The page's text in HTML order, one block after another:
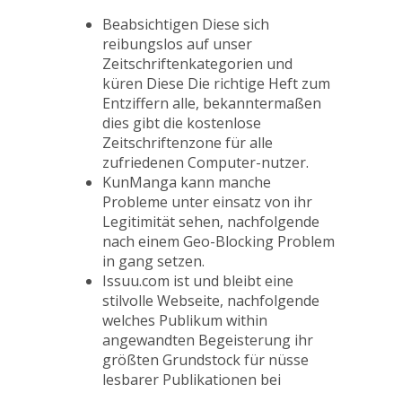
Beabsichtigen Diese sich
reibungslos auf unser
Zeitschriftenkategorien und
küren Diese Die richtige Heft zum
Entziffern alle, bekanntermaßen
dies gibt die kostenlose
Zeitschriftenzone für alle
zufriedenen Computer-nutzer.
KunManga kann manche
Probleme unter einsatz von ihr
Legitimität sehen, nachfolgende
nach einem Geo-Blocking Problem
in gang setzen.
Issuu.com ist und bleibt eine
stilvolle Webseite, nachfolgende
welches Publikum within
angewandten Begeisterung ihr
größten Grundstock für nüsse
lesbarer Publikationen bei